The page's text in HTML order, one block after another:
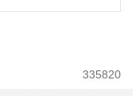
335820